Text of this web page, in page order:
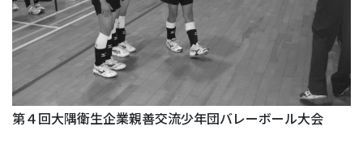
第４回大隅衛生企業親善交流少年団バレーボール大会